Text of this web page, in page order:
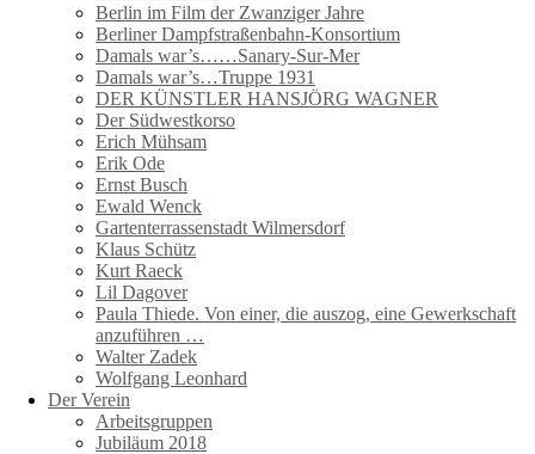
Berlin im Film der Zwanziger Jahre
Berliner Dampfstraßenbahn-Konsortium
Damals war’s……Sanary-Sur-Mer
Damals war’s…Truppe 1931
DER KÜNSTLER HANSJÖRG WAGNER
Der Südwestkorso
Erich Mühsam
Erik Ode
Ernst Busch
Ewald Wenck
Gartenterrassenstadt Wilmersdorf
Klaus Schütz
Kurt Raeck
Lil Dagover
Paula Thiede. Von einer, die auszog, eine Gewerkschaft
anzuführen …
Walter Zadek
Wolfgang Leonhard
Der Verein
Arbeitsgruppen
Jubiläum 2018